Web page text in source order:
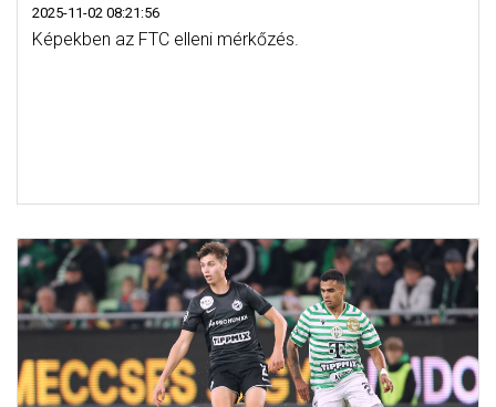
2025-11-02 08:21:56
Képekben az FTC elleni mérkőzés.